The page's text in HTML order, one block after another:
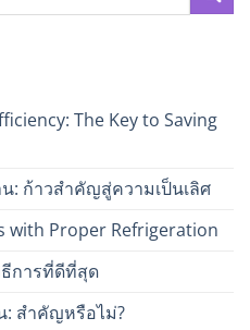
The Key to Saving
: ก้าวสำคัญสู่ความเป็นเลิศ
with Proper Refrigeration
ธีการที่ดีที่สุด
สำคัญหรือไม่?